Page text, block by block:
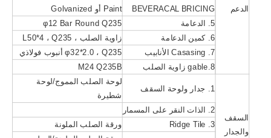
الدعم BEVERACAL BRICING Paint أو Golvanized
5. الدعامة
φ12 Bar Round Q235
6. كمين الدعامة
زاوية الصلب ، L50*4 ، Q235
7. Casasing الأنابيب
φ32*2.0 ، Q235 أنبوب فولاذي
8.gable زاوية الصلب
M24 Q235B
السقف
والجدار
1. جدار ولوحة السقف
لوحة الصلب المموج/لوحة
شطيرة
2. الذات النقر على المسمار
3. Ridge Tile ورقة الصلب الملونة